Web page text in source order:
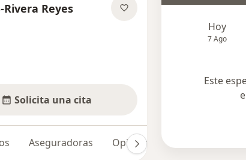
Reyes
Solicita una cita
Aseguradoras Opiniones
Hoy
7 Ago
Este